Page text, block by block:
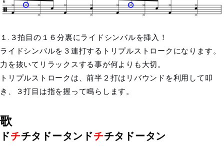
１.３拍目の１６分裏にライドシンバルを挿入！
ライドシンバルを３連打するトリプルストロークになります。
力を抜いてリラックスする事が何よりも大切。
トリプルストロークは、前半２打はリバウンドを利用して叩
き、３打目は指を握って鳴らします。
歌
ドチチタドータンドチチタドータン